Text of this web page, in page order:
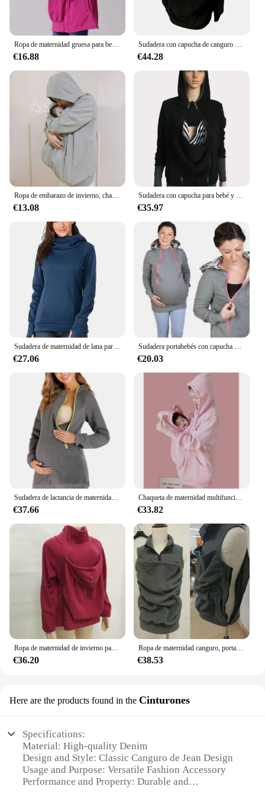
€16.88 €44.28
€13.08 €35.97
€27.06 €20.03
€37.66
Chaqueta de maternidad multifunción con capucha para mujer, abrigo de canguro con cremallera, Sudadera con capucha desmontable, suéter de invierno
€33.82
Ropa de maternidad de invierno para hombres, chaqueta de papá, canguro, cálido, sudaderas de maternidad, abrigo de moda
€36.20
Ropa de maternidad canguro, portabebés para mamá, Top sin mangas para lactancia, chaleco de invierno, suéter sin mangas
€38.53
Here are the products found in the Cinturones
Specifications:
Material: High-quality Denim
Design and Style: Classic Canguro de Jean Design
Usage and Purpose: Versatile Fashion Accessory
Performance and Property: Durable and